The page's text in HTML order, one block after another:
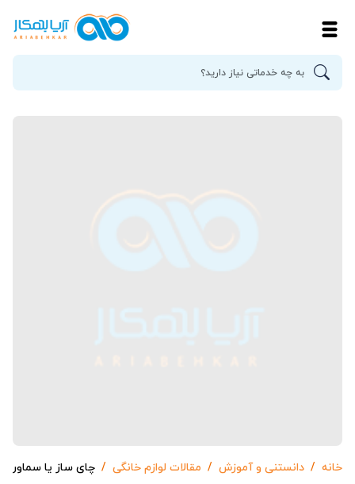
خانه دانستنی و آموزش مقالات لوازم خانگی چای ساز یا سماور: